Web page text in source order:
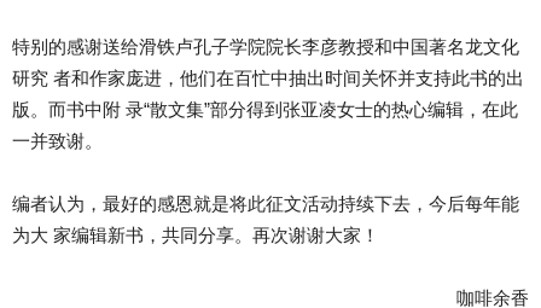
特别的感谢送给滑铁卢孔子学院院长李彦教授和中国著名龙文化
研究 者和作家庞进，他们在百忙中抽出时间关怀并支持此书的出
版。而书中附 录“散文集”部分得到张亚凌女士的热心编辑，在此
一并致谢。
编者认为，最好的感恩就是将此征文活动持续下去，今后每年能
为大 家编辑新书，共同分享。再次谢谢大家！
咖啡余香